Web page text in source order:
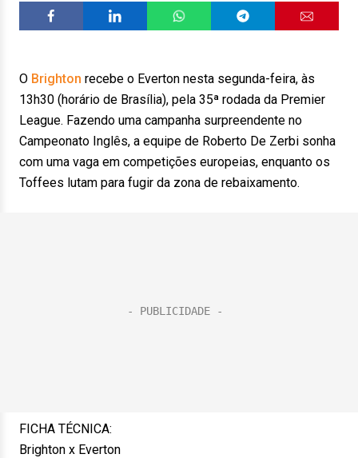
O Brighton recebe o Everton nesta segunda-feira, às
13h30 (horário de Brasília), pela 35ª rodada da Premier
League. Fazendo uma campanha surpreendente no
Campeonato Inglês, a equipe de Roberto De Zerbi sonha
com uma vaga em competições europeias, enquanto os
Toffees lutam para fugir da zona de rebaixamento.
FICHA TÉCNICA:
Brighton x Everton